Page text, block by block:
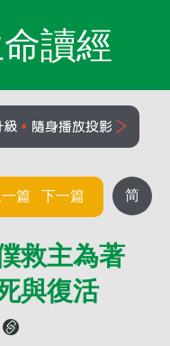
讀經
简
一篇 下一篇
救主為著
與復活